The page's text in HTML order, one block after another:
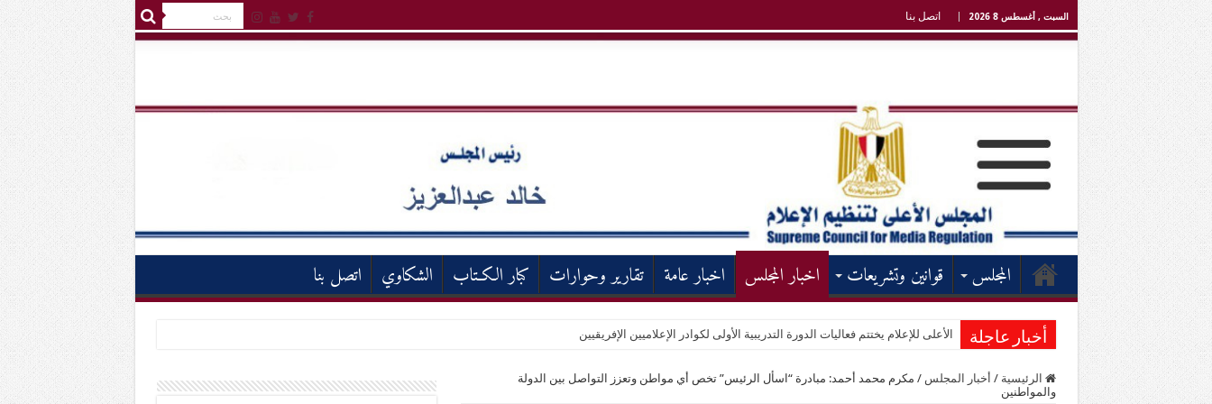
السبت , أغسطس 8 2026 اتصل بنا
المجلس قوانين وتشريعات اخبار المجلس اخبار عامة تقارير وحوارات كبار الكـتاب الشكاوي اتصل بنا
أخبار عاجلة الأعلى للإعلام يختتم فعاليات الدورة التدريبية الأولى لكوادر الإعلاميين الإفريقيين
الرئيسية / أخبار المجلس / مكرم محمد أحمد: مبادرة “اسأل الرئيس” تخص أي مواطن وتعزز التواصل بين الدولة
والمواطنين